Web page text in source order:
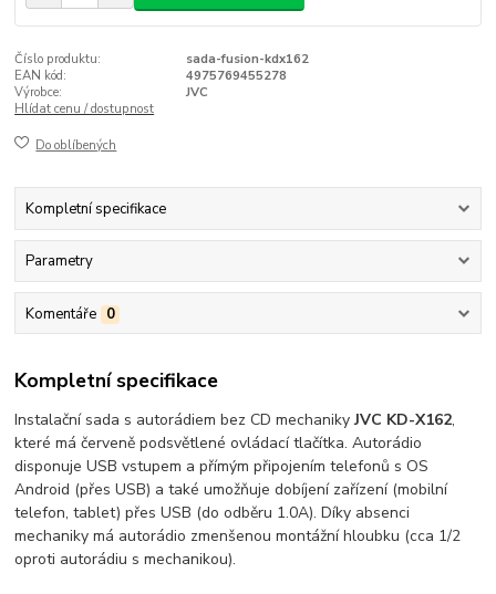
Číslo produktu:
sada-fusion-kdx162
EAN kód:
4975769455278
Výrobce:
JVC
Hlídat cenu / dostupnost
Do oblíbených
Kompletní specifikace
Parametry
Komentáře 0
Kompletní specifikace
Instalační sada s autorádiem bez CD mechanikyJVC KD-X162,
které má červeně podsvětlené ovládací tlačítka. Autorádio
disponuje USB vstupem a přímým připojením telefonů s OS
Android (přes USB) a také umožňuje dobíjení zařízení (mobilní
telefon, tablet) přes USB (do odběru 1.0A). Díky absenci
mechaniky má autorádio zmenšenou montážní hloubku (cca 1/2
oproti autorádiu s mechanikou).